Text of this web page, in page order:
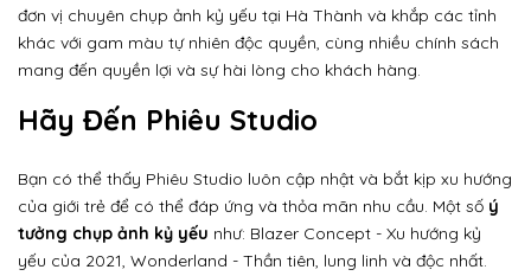
đơn vị chuyên chụp ảnh kỷ yếu tại Hà Thành và khắp các tỉnh
khác với gam màu tự nhiên độc quyền, cùng nhiều chính sách
mang đến quyền lợi và sự hài lòng cho khách hàng.
Hãy Đến Phiêu Studio
Bạn có thể thấy Phiêu Studio luôn cập nhật và bắt kịp xu hướng
của giới trẻ để có thể đáp ứng và thỏa mãn nhu cầu. Một số ý
tưởng chụp ảnh kỷ yếu như: Blazer Concept - Xu hướng kỷ
yếu của 2021, Wonderland - Thần tiên, lung linh và độc nhất.